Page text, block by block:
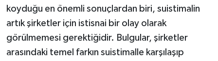
koyduğu en önemli sonuçlardan biri, suistimalin
artık şirketler için istisnai bir olay olarak
görülmemesi gerektiğidir. Bulgular, şirketler
arasındaki temel farkın suistimalle karşılaşıp